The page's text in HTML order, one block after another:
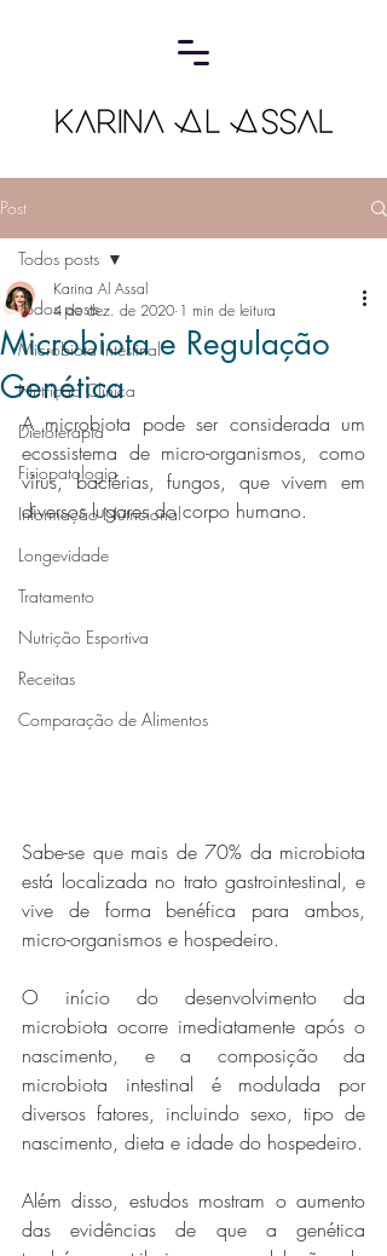
Post
Todos posts
Microbiota Intestinal
Nutrição Clínica
Dietoterapia
Fisiopatologia
Informação Nutricional
Longevidade
Tratamento
Nutrição Esportiva
Receitas
Comparação de Alimentos
Todos posts
Microbiota e Regulação
Genética
Karina Al Assal
4 de dez. de 2020 1 min de leitura
A microbiota pode ser considerada um
ecossistema de micro-organismos, como
vírus, bactérias, fungos, que vivem em
diversos lugares do corpo humano.
Sabe-se que mais de 70% da microbiota
está localizada no trato gastrointestinal, e
vive de forma benéfica para ambos,
micro-organismos e hospedeiro.
O início do desenvolvimento da
microbiota ocorre imediatamente após o
nascimento, e a composição da
microbiota intestinal é modulada por
diversos fatores, incluindo sexo, tipo de
nascimento, dieta e idade do hospedeiro.
Além disso, estudos mostram o aumento
das evidências de que a genética